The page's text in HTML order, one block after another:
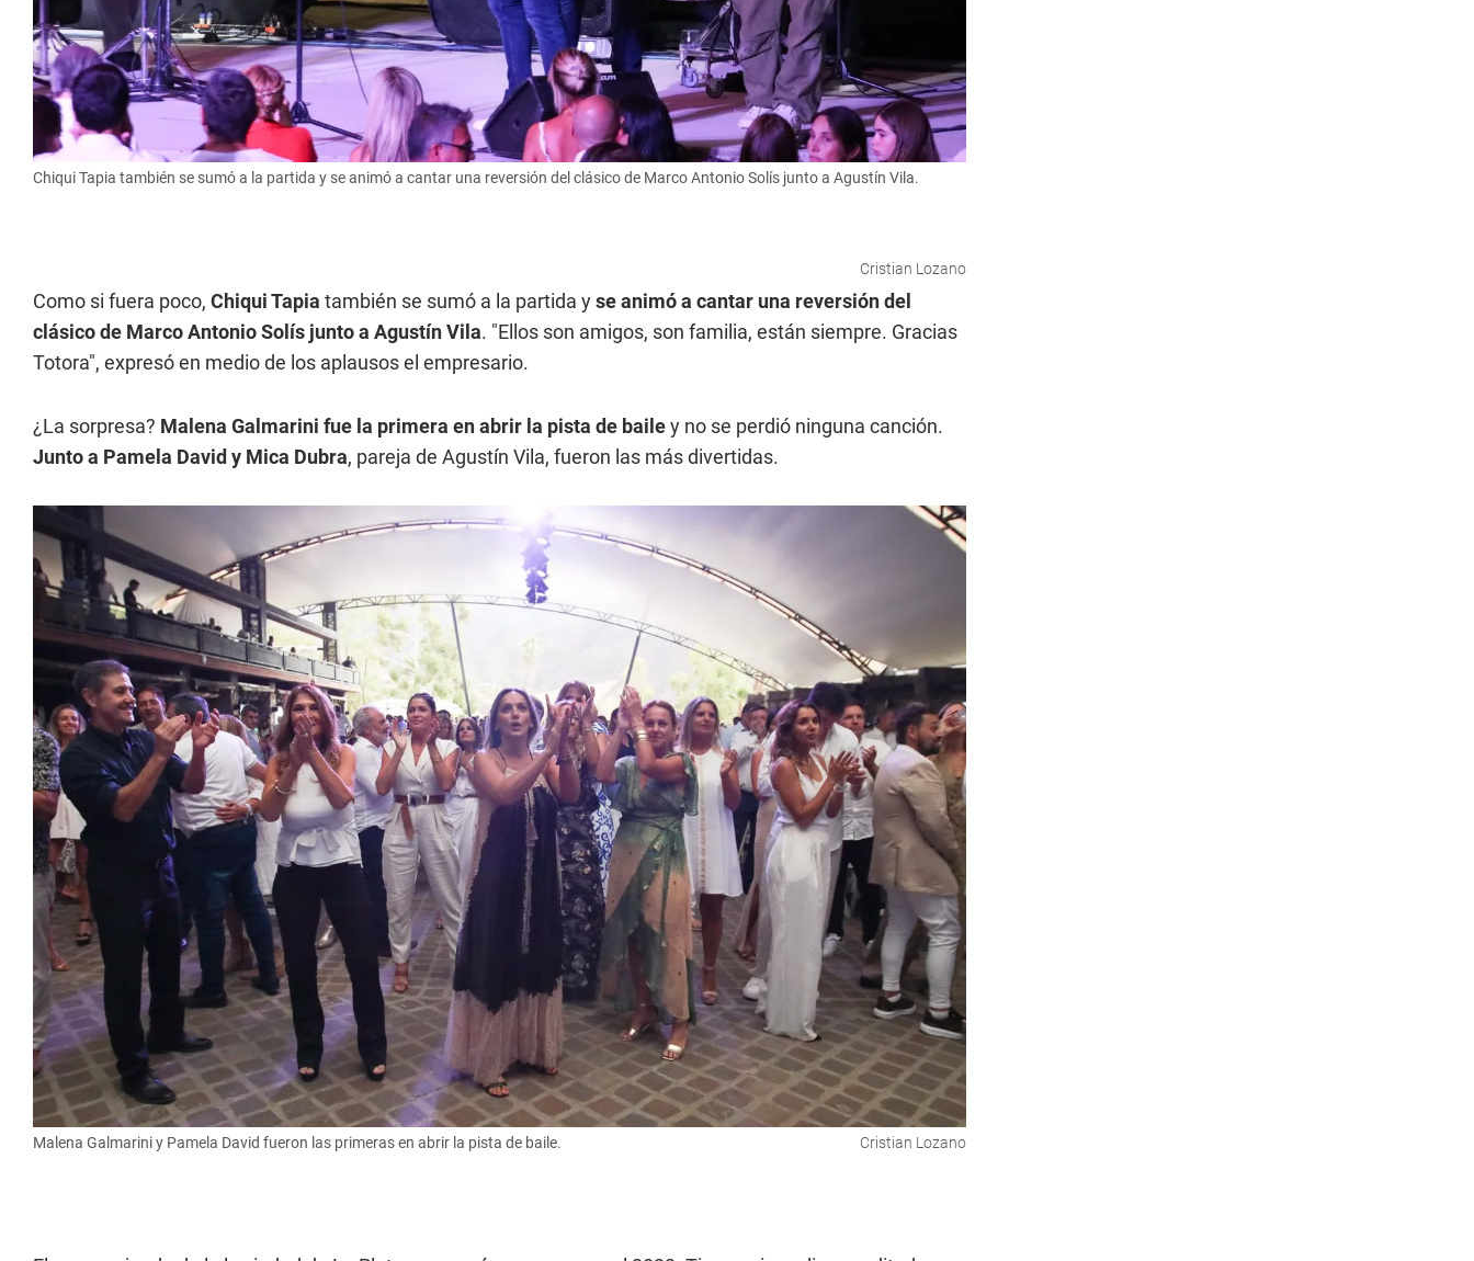
Chiqui Tapia también se sumó a la partida y se animó a cantar una reversión del clásico de Marco Antonio Solís junto a Agustín Vila.
Cristian Lozano
Como si fuera poco, Chiqui Tapia también se sumó a la partida yse animó a cantar una reversión del
clásico de Marco Antonio Solís junto a Agustín Vila. "Ellos son amigos, son familia, están siempre. Gracias
Totora", expresó en medio de los aplausos el empresario.
¿La sorpresa? Malena Galmarini fue la primera en abrir la pista de bailey no se perdió ninguna canción.
Junto a Pamela David y Mica Dubra, pareja de Agustín Vila, fueron las más divertidas.
Malena Galmarini y Pamela David fueron las primeras en abrir la pista de baile. Cristian Lozano